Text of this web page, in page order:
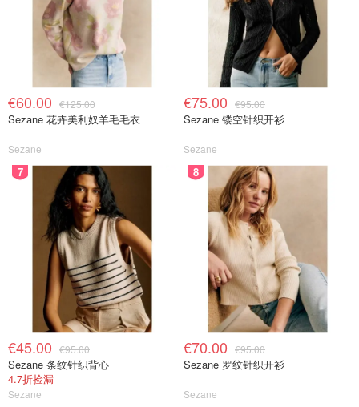
€60.00 €125.00
Sezane 花卉美利奴羊毛毛衣
Sezane
€75.00 €95.00
Sezane 镂空针织开衫
Sezane
7
€45.00 €95.00
Sezane 条纹针织背心
4.7折捡漏
Sezane
8
€70.00 €95.00
Sezane 罗纹针织开衫
Sezane